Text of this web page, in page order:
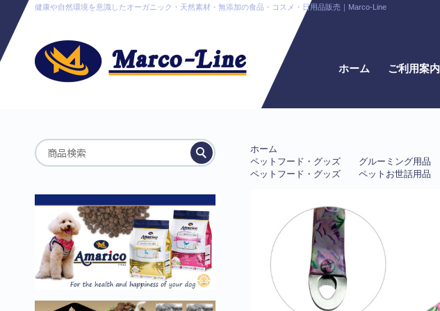
健康や自然環境を意識したオーガニック・天然素材・無添加の食品・コスメ・日用品販売｜Marco-Line
ホーム ご利用案内
ホーム
ペットフード・グッズ
グルーミング用品
ペットフード・グッズ
ペットお世話用品